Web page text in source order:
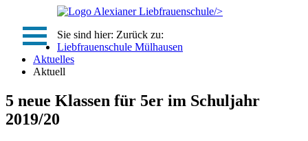
/>
Sie sind hier: Zurück zu:
Liebfrauenschule Mülhausen
Aktuelles
Aktuell
5 neue Klassen für 5er im Schuljahr
2019/20